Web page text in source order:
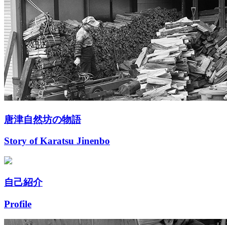
唐津自然坊の物語
Story of Karatsu Jinenbo
自己紹介
Profile